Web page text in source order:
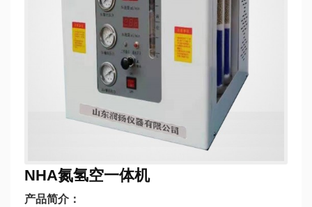
NHA氮氢空一体机
产品简介：